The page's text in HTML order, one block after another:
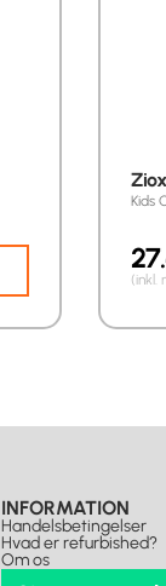
Kids
(inkl.
INFORMATION
Handelsbetingelser
Hvad er refurbished?
Om os